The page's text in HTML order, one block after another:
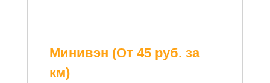
Минивэн (От 45 руб. за
км)